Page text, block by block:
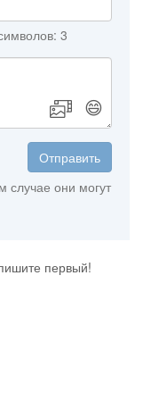
3
😄
Отправить
случае они могут
первый!